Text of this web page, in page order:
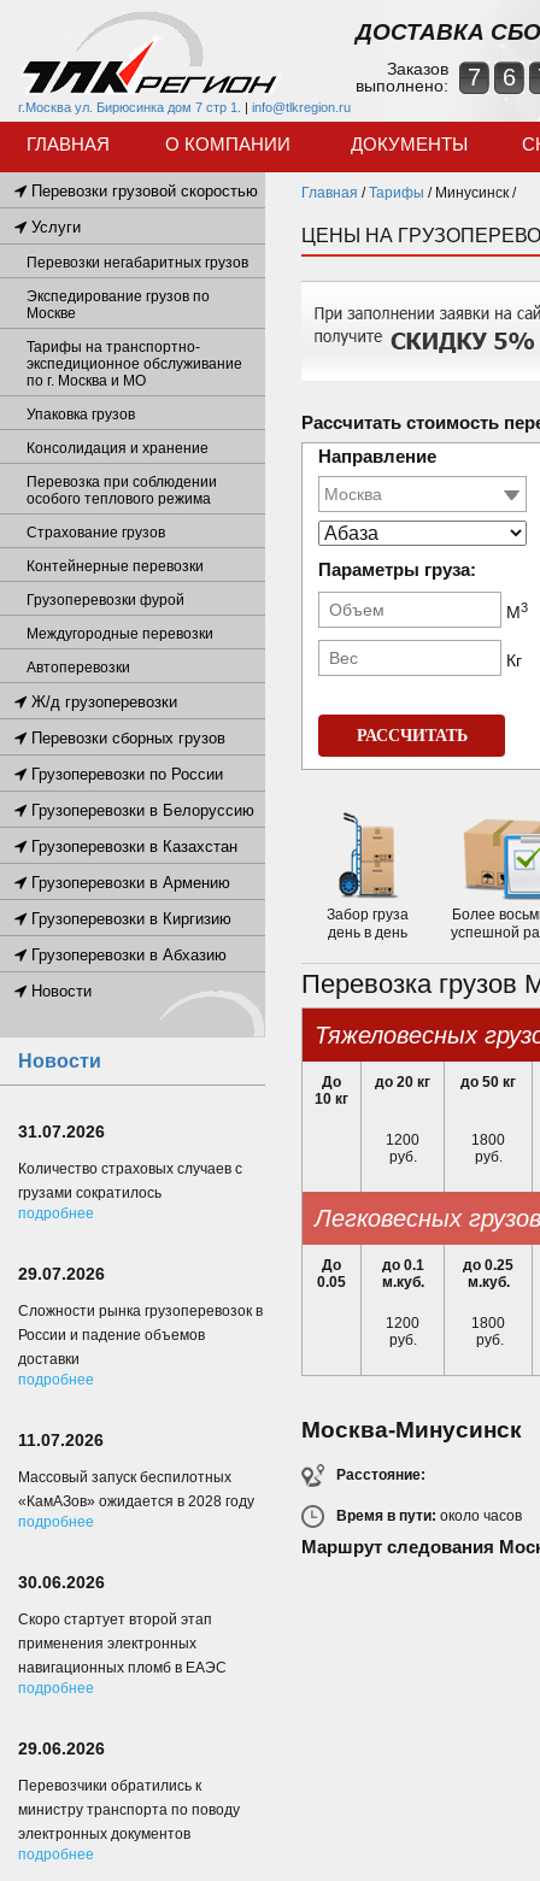
г.Москва ул. Бирюсинка дом 7 стр 1. | info@tlkregion.ru
ДОСТАВКА
Заказов
выполнено:
7 6
ГЛАВНАЯ О КОМПАНИИ ДОКУМЕНТЫ
Главная /Тарифы / Минусинск /
ЦЕНЫ НА
Рассчитать стоимость
Направление
Параметры груза:
М3
Кг
РАССЧИТАТЬ
Забор груза
день в день
Более
успешной
Перевозка грузов
тяжеловесных
До
10 кг
до 20 кг до 50 кг
1200
руб.
1800
руб.
легковесных грузов
До
0.05
до 0.1
м.куб.
до 0.25
м.куб.
1200
руб.
1800
руб.
Москва-Минусинск
Расстояние:
Время в пути: около часов
Маршрут следования
Перевозки грузовой скоростью
Услуги
Перевозки негабаритных грузов
Экспедирование грузов по
Москве
Тарифы на транспортно-
экспедиционное обслуживание
по г. Москва и МО
Упаковка грузов
Консолидация и хранение
Перевозка при соблюдении
особого теплового режима
Страхование грузов
Контейнерные перевозки
Грузоперевозки фурой
Междугородные перевозки
Автоперевозки
Ж/д грузоперевозки
Перевозки сборных грузов
Грузоперевозки по России
Грузоперевозки в Белоруссию
Грузоперевозки в Казахстан
Грузоперевозки в Армению
Грузоперевозки в Киргизию
Грузоперевозки в Абхазию
Новости
Новости
31.07.2026
Количество страховых случаев с
грузами сократилось
подробнее
29.07.2026
Сложности рынка грузоперевозок в
России и падение объемов
доставки
подробнее
11.07.2026
Массовый запуск беспилотных
«КамАЗов» ожидается в 2028 году
подробнее
30.06.2026
Скоро стартует второй этап
применения электронных
навигационных пломб в ЕАЭС
подробнее
29.06.2026
Перевозчики обратились к
министру транспорта по поводу
электронных документов
подробнее